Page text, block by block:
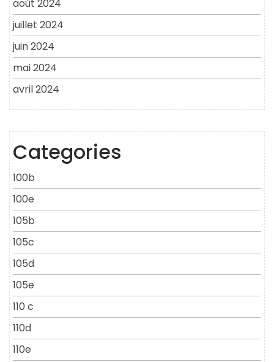
août 2024
juillet 2024
juin 2024
mai 2024
avril 2024
Categories
100b
100e
105b
105c
105d
105e
110 c
110d
110e